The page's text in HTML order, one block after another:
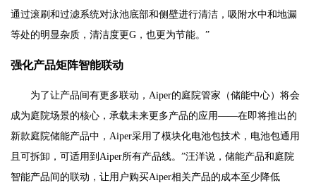
通过滚刷和过滤系统对泳池底部和侧壁进行清洁，吸附水中和地漏
等处的明显杂质，清洁度更G，也更为节能。”
强化产品矩阵智能联动
为了让产品间有更多联动，Aiper的庭院管家（储能中心）将会
成为庭院场景的核心，承载未来更多产品的应用——在即将推出的
新款庭院储能产品中，Aiper采用了模块化电池包技术，电池包通用
且可拆卸，可适用到Aiper所有产品线。”汪洋说，储能产品和庭院
智能产品间的联动，让用户购买Aiper相关产品的成本至少降低